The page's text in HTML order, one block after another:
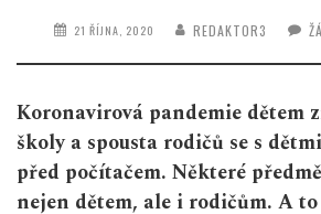
21 ŘÍJNA, 2020 REDAKTOR3
Koronavirová pandemie dětem
školy a spousta rodičů se s
před počítačem. Některé
nejen dětem, ale i rodičům. A